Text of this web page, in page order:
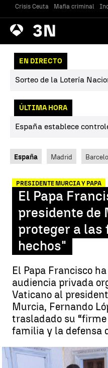
Crisis Ceuta Mafia criminal
Antena
3 Noticias
EN DIRECTO
Sorteo de la Lotería
ÚLTIMA HORA
España establece
España Madrid
PRESIDENTE MURCIA Y PAPA
El Papa
presidente de
proteger a las
hechos"
El Papa Francisco
audiencia privada
Vaticano al
Murcia, Fernando
trasladado su
familia y la defensa
El Papa Francisco